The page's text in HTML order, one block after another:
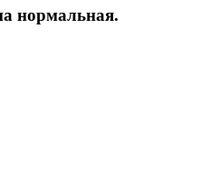
нормальная.